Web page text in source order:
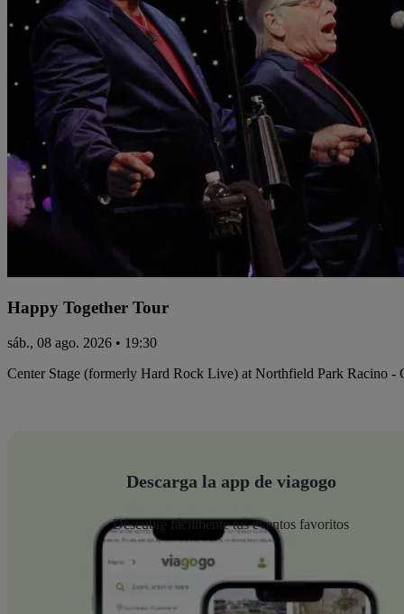
Happy Together Tour
sáb., 08 ago. 2026 • 19:30
Center Stage (formerly Hard Rock Live) at Northfield Park Racino -
Descarga la app de viagogo
Descubre fácilmente tus eventos favoritos